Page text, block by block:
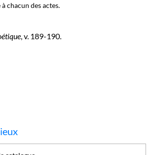
chacun des actes.
, v. 189-190.